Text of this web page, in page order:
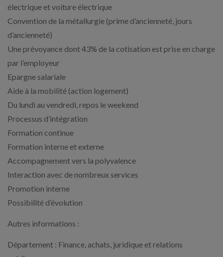
électrique et voiture électrique
Convention de la métallurgie (prime d’ancienneté, jours
d’ancienneté)
Une prévoyance dont 43% de la cotisation est prise en charge
par l’employeur
Epargne salariale
Aide à la mobilité (action logement)
Du lundi au vendredi, repos le weekend
Processus d’intégration
Formation continue
Formation interne et externe
Accompagnement vers la polyvalence
Interaction avec de nombreux services
Promotion interne
Possibilité d’évolution
Autres informations :
Département : Finance, achats, juridique et relations